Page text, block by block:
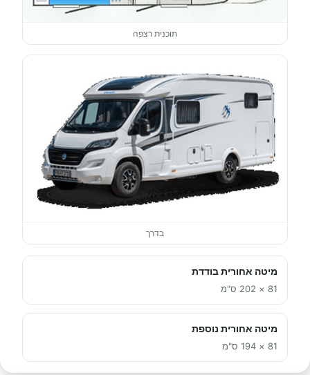
תוכנית רצפה
בדרך
מיטה אחורית בודדת
81 × 202 ס"מ
מיטה אחורית נוספת
81 × 194 ס"מ